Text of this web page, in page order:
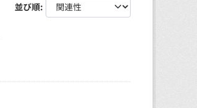
並び順